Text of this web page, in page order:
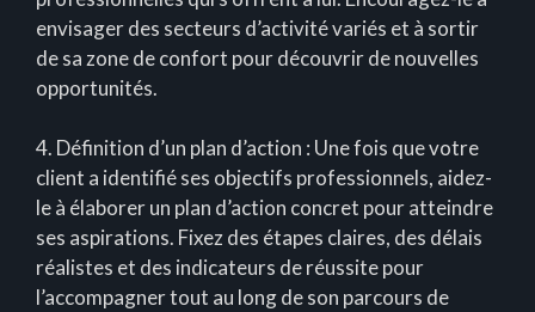
envisager des secteurs d’activité variés et à sortir
de sa zone de confort pour découvrir de nouvelles
opportunités.
4. Définition d’un plan d’action : Une fois que votre
client a identifié ses objectifs professionnels, aidez-
le à élaborer un plan d’action concret pour atteindre
ses aspirations. Fixez des étapes claires, des délais
réalistes et des indicateurs de réussite pour
l’accompagner tout au long de son parcours de